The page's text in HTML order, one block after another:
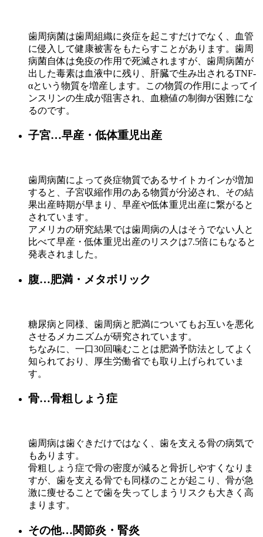
歯周病菌は歯周組織に炎症を起こすだけでなく、血管
に侵入して健康被害をもたらすことがあります。歯周
病菌自体は免疫の作用で死滅されますが、歯周病菌が
出した毒素は血液中に残り、肝臓で生み出されるTNF-
αという物質を増産します。この物質の作用によってイ
ンスリンの生成が阻害され、血糖値の制御が困難にな
るのです。
子宮…早産・低体重児出産
歯周病菌によって炎症物質であるサイトカインが増加
すると、子宮収縮作用のある物質が分泌され、その結
果出産時期が早まり、早産や低体重児出産に繋がると
されています。
アメリカの研究結果では歯周病の人はそうでない人と
比べて早産・低体重児出産のリスクは7.5倍にもなると
発表されました。
腹…肥満・メタボリック
糖尿病と同様、歯周病と肥満についてもお互いを悪化
させるメカニズムが研究されています。
ちなみに、一口30回噛むことは肥満予防法としてよく
知られており、厚生労働省でも取り上げられていま
す。
骨…骨粗しょう症
歯周病は歯ぐきだけではなく、歯を支える骨の病気で
もあります。
骨粗しょう症で骨の密度が減ると骨折しやすくなりま
すが、歯を支える骨でも同様のことが起こり、骨が急
激に痩せることで歯を失ってしまうリスクも大きく高
まります。
その他…関節炎・腎炎